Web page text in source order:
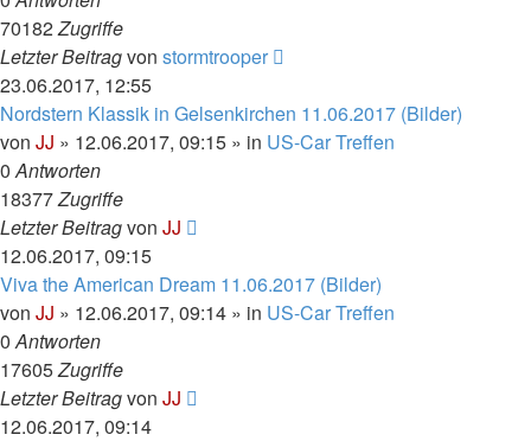
70182Zugriffe
Letzter Beitragvon stormtrooper
23.06.2017, 12:55
Nordstern Klassik in Gelsenkirchen 11.06.2017 (Bilder)
von JJ » 12.06.2017, 09:15 » in US-Car Treffen
0Antworten
18377Zugriffe
Letzter Beitragvon JJ
12.06.2017, 09:15
Viva the American Dream 11.06.2017 (Bilder)
von JJ » 12.06.2017, 09:14 » in US-Car Treffen
0Antworten
17605Zugriffe
Letzter Beitragvon JJ
12.06.2017, 09:14